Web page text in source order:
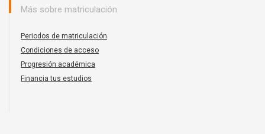
Más sobre matriculación
Periodos de matriculación
Condiciones de acceso
Progresión académica
Financia tus estudios